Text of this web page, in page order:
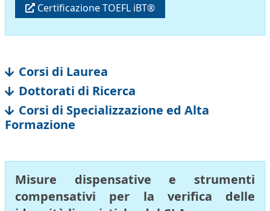
Certificazione TOEFL iBT®
Corsi di Laurea
Dottorati di Ricerca
Corsi di Specializzazione ed Alta
Formazione
Misure dispensative e strumenti
compensativi per la verifica delle